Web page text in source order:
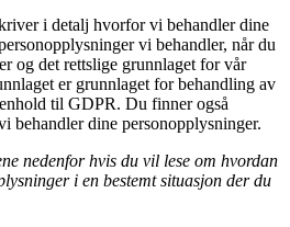
i detalj hvorfor vi behandler dine
vi behandler, når du
og det rettslige grunnlaget for vår
er grunnlaget for behandling av
til GDPR. Du finner også
behandler dine personopplysninger.
nedenfor hvis du vil lese om hvordan
i en bestemt situasjon der du